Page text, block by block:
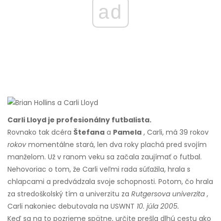
ad
Carli Lloyd je profesionálny futbalista.
Rovnako tak dcéra Štefana a Pamela , Carli, má 39 rokov
rokov momentálne stará, len dva roky plachá pred svojím
manželom. Už v ranom veku sa začala zaujímať o futbal.
Nehovoriac o tom, že Carli veľmi rada súťažila, hrala s
chlapcami a predvádzala svoje schopnosti. Potom, čo hrala
za stredoškolský tím a univerzitu za Rutgersova univerzita ,
Carli nakoniec debutovala na USWNT 10. júla 2005.
Keď sa na to pozrieme spätne, určite prešla dlhú cestu ako